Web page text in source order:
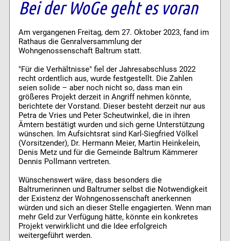
Bei der WoGe geht es voran
Am vergangenen Freitag, dem 27. Oktober 2023, fand im
Rathaus die Genralversammlung der
Wohngenossenschaft Baltrum statt.
"Für die Verhältnisse" fiel der Jahresabschluss 2022
recht ordentlich aus, wurde festgestellt. Die Zahlen
seien solide – aber noch nicht so, dass man ein
größeres Projekt derzeit in Angriff nehmen könnte,
berichtete der Vorstand. Dieser besteht derzeit nur aus
Petra de Vries und Peter Scheutwinkel, die in ihren
Ämtern bestätigt wurden und sich gerne Unterstützung
wünschen. Im Aufsichtsrat sind Karl-Siegfried Völkel
(Vorsitzender), Dr. Hermann Meier, Martin Heinkelein,
Denis Metz und für die Gemeinde Baltrum Kämmerer
Dennis Pollmann vertreten.
Wünschenswert wäre, dass besonders die
Baltrumerinnen und Baltrumer selbst die Notwendigkeit
der Existenz der Wohngenossenschaft anerkennen
würden und sich an dieser Stelle engagierten. Wenn man
mehr Geld zur Verfügung hätte, könnte ein konkretes
Projekt verwirklicht und die Idee erfolgreich
weitergeführt werden.